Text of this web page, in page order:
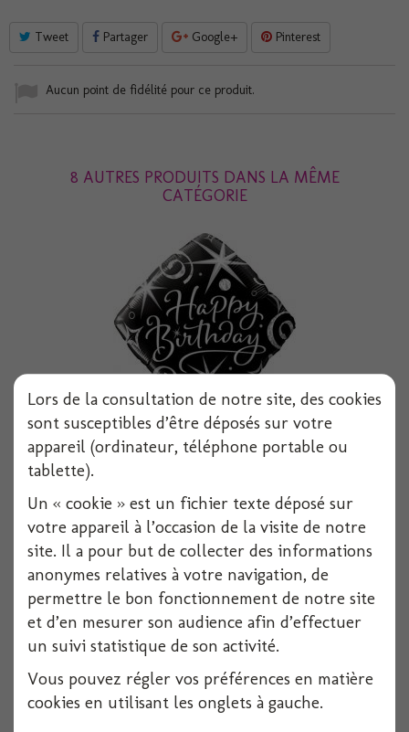
Tweet Partager Google+ Pinterest
Aucun point de fidélité pour ce produit.
8 AUTRES PRODUITS DANS LA MÊME
CATÉGORIE
Ballon alu carre happy birthday 18 noir et...
1 pièces
Voir
Lors de la consultation de notre site, des cookies
sont susceptibles d’être déposés sur votre
appareil (ordinateur, téléphone portable ou
tablette).
Un « cookie » est un fichier texte déposé sur
votre appareil à l’occasion de la visite de notre
site. Il a pour but de collecter des informations
anonymes relatives à votre navigation, de
permettre le bon fonctionnement de notre site
et d’en mesurer son audience afin d’effectuer
un suivi statistique de son activité.
Vous pouvez régler vos préférences en matière
cookies en utilisant les onglets à gauche.